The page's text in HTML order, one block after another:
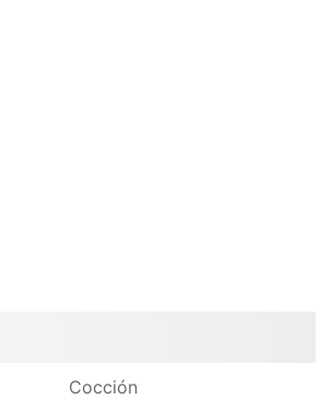
Cocción